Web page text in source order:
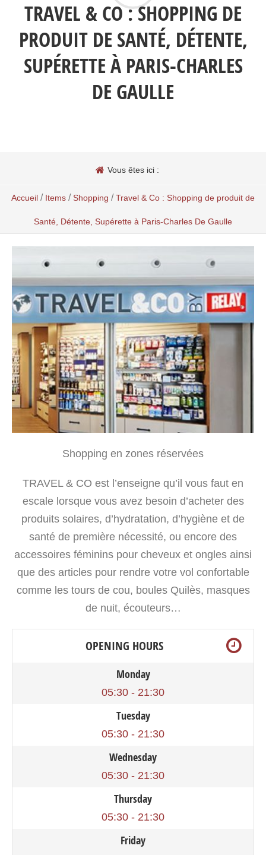
TRAVEL & CO : SHOPPING DE
PRODUIT DE SANTÉ, DÉTENTE,
SUPÉRETTE À PARIS-CHARLES
DE GAULLE
Vous êtes ici :
Accueil / Items / Shopping / Travel & Co : Shopping de produit de
Santé, Détente, Supérette à Paris-Charles De Gaulle
Shopping en zones réservées
TRAVEL & CO est l’enseigne qu’il vous faut en
escale lorsque vous avez besoin d’acheter des
produits solaires, d’hydratation, d’hygiène et de
santé de première nécessité, ou encore des
accessoires féminins pour cheveux et ongles ainsi
que des articles pour rendre votre vol confortable
comme les tours de cou, boules Quilès, masques
de nuit, écouteurs…
OPENING HOURS
Monday
05:30 - 21:30
Tuesday
05:30 - 21:30
Wednesday
05:30 - 21:30
Thursday
05:30 - 21:30
Friday